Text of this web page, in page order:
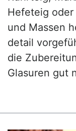
Hefeteig
und Massen
detail
die
Glasuren gut